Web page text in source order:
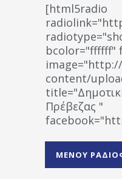
[html5radio
bcolor="ffffff"
content/
Πρέβεζας "
ΜΕΝΟΥ